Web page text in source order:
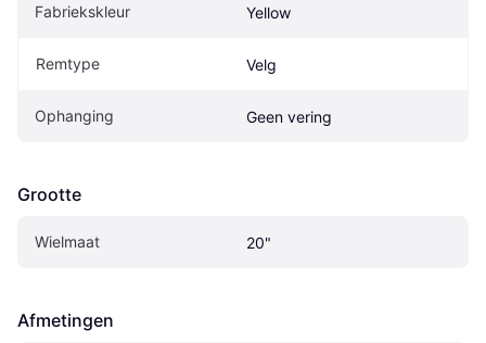
Fabriekskleur Yellow
Remtype Velg
Ophanging Geen vering
Grootte
Wielmaat 20"
Afmetingen